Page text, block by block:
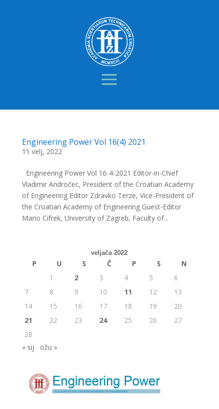
Engineering Power Vol 16(4) 2021
11 velj, 2022
Engineering Power Vol 16-4-2021 Editor-in-Chief
Vladimir Andročec, President of the Croatian Academy
of Engineering Editor Zdravko Terze, Vice-President of
the Croatian Academy of Engineering Guest-Editor
Mario Cifrek, University of Zagreb, Faculty of...
veljača 2022
P U S Č P S
N
1
2 3 4 5
6
7
8 9 10 11 12
13
14
15 16 17 18 19
20
21
22 23 24 25 26
27
28
« sij
ožu »